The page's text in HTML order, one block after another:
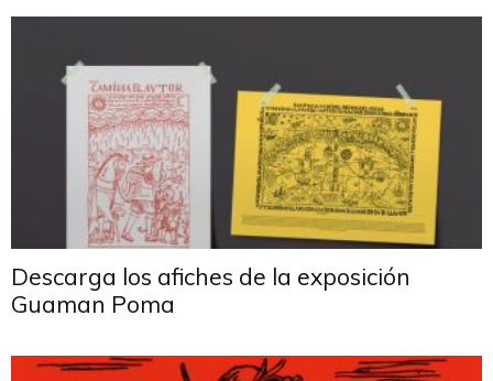
Descarga los afiches de la exposición
Guaman Poma